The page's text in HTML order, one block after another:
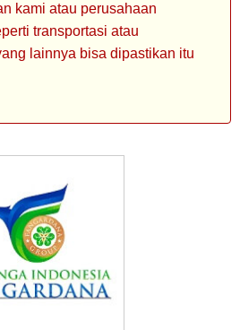
kami atau perusahaan
transportasi atau
lainnya bisa dipastikan itu